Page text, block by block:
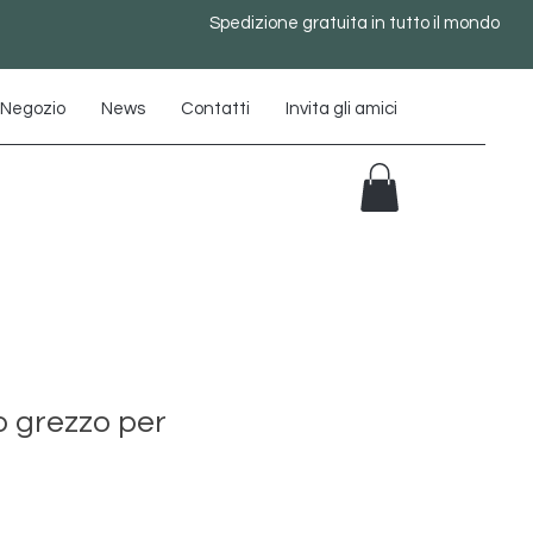
Spedizione gratuita in tutto il mondo
Negozio News Contatti Invita gli amici
grezzo per